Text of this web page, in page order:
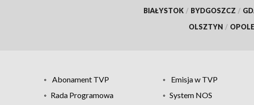
BIAŁYSTOK / BYDGOSZCZ /
OLSZTYN / OPOLE
Abonament TVP Emisja w TVP
Rada Programowa
System NOS